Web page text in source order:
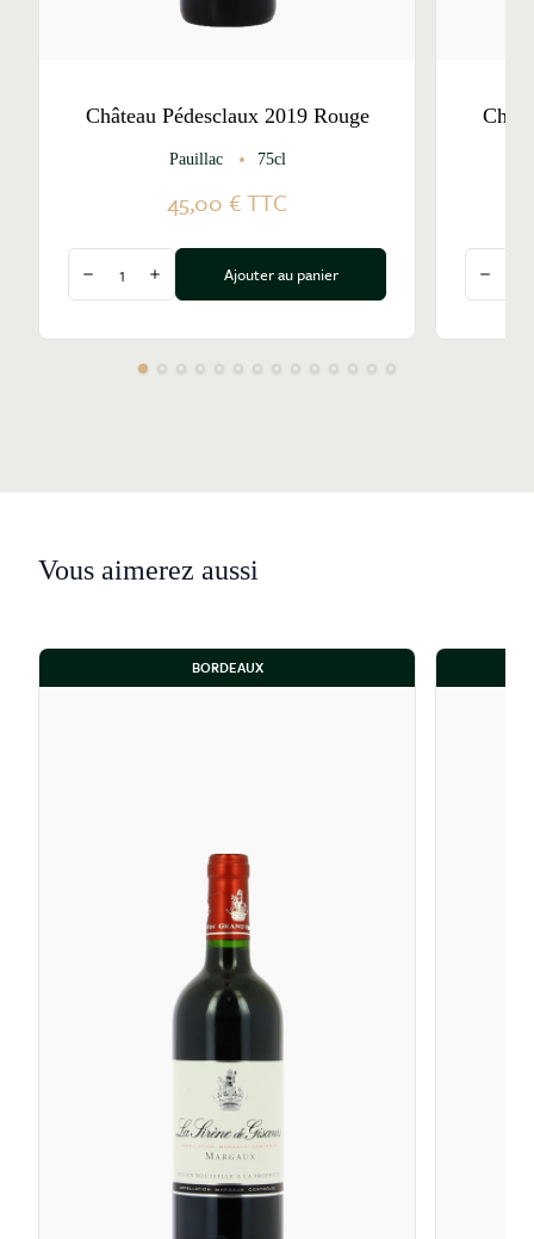
Château Pédesclaux 2019 Rouge
Pauillac 75cl
45,00 €TTC
Diminuer la quantité
Augmenter la quantité
Ajouter au panier
Vous aimerez aussi
BORDEAUX